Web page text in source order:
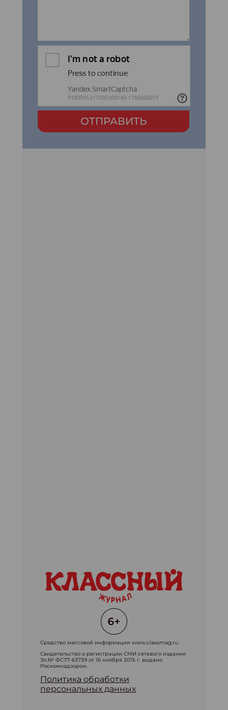
ОТПРАВИТЬ
Средство массовой информации www.classmag.ru
Свидетельство о регистрации СМИ сетевого издания
Эл.№ ФС77-63739 от 16 ноября 2015 г. выдано
Роскомнадзором.
Политика обработки
персональных данных